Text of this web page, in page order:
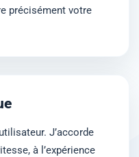
précisément votre
J’accorde
à l’expérience